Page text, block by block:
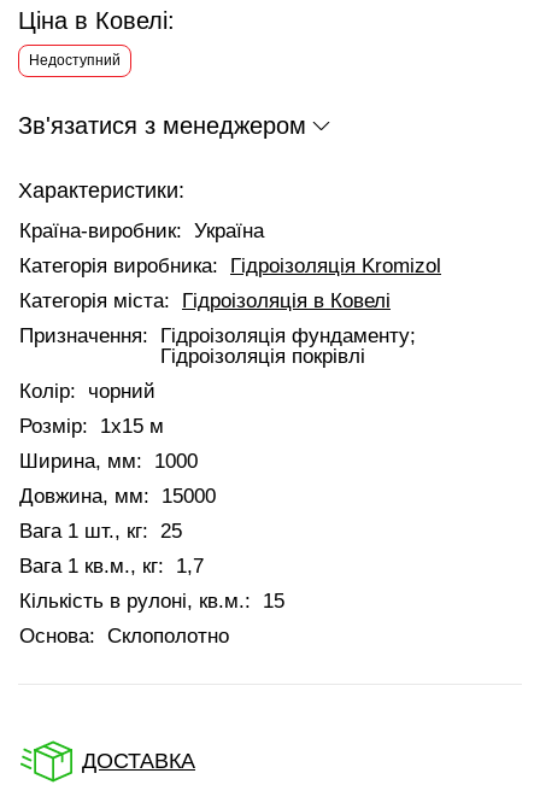
Ціна в Ковелі:
Недоступний
Зв'язатися з менеджером
Характеристики:
Країна-виробник: Україна
Категорія виробника:
Гідроізоляція Kromizol
Категорія міста:
Гідроізоляція в Ковелі
Призначення:
Гідроізоляція фундаменту;
Гідроізоляція покрівлі
Колір:
чорний
Розмір:
1х15 м
Ширина, мм:
1000
Довжина, мм:
15000
Вага 1 шт., кг: 25
Вага 1 кв.м., кг:
1,7
Кількість в рулоні, кв.м.:
15
Основа: Склополотно
ДОСТАВКА